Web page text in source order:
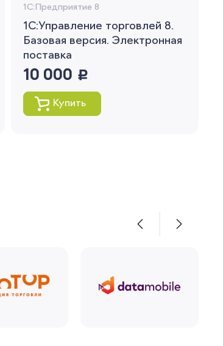
1С:Предприятие 8
1С:Управление торговлей 8.
Базовая версия. Электронная
поставка
10 000 руб.
Купить